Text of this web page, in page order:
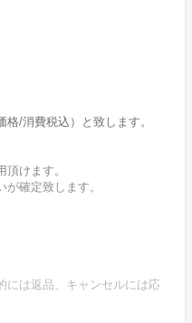
/消費税込）と致します。
けます。
確定致します。
には返品、キャンセルには応